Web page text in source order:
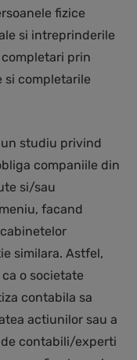
fizice
si intreprinderile
prin
si completarile
studiu privind
companiile din
si/sau
facand
similara. Astfel,
o societate
contabila sa
actiunilor sau a
contabili/experti